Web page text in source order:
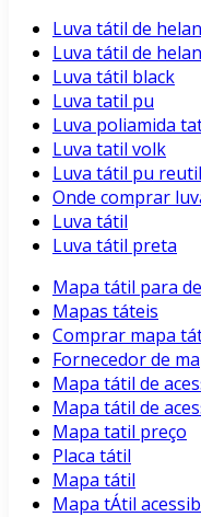
Luva tátil de
Luva tátil de
Luva tátil black
Luva tatil pu
Luva poliamida
Luva tatil volk
Luva tátil pu
Onde comprar
Luva tátil
Luva tátil preta
Mapa tátil para
Mapas táteis
Comprar mapa
Fornecedor de
Mapa tátil de
Mapa tátil de
Mapa tatil preço
Placa tátil
Mapa tátil
Mapa tÁtil